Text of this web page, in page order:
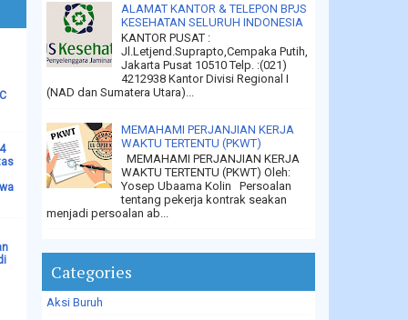
ALAMAT KANTOR & TELEPON BPJS
KESEHATAN SELURUH INDONESIA
KANTOR PUSAT :
Jl.Letjend.Suprapto,Cempaka Putih,
Jakarta Pusat 10510 Telp. :(021)
4212938 Kantor Divisi Regional I
(NAD dan Sumatera Utara)...
MEMAHAMI PERJANJIAN KERJA
WAKTU TERTENTU (PKWT)
MEMAHAMI PERJANJIAN KERJA
WAKTU TERTENTU (PKWT) Oleh:
Yosep Ubaama Kolin Persoalan
tentang pekerja kontrak seakan
menjadi persoalan ab...
Categories
Aksi Buruh